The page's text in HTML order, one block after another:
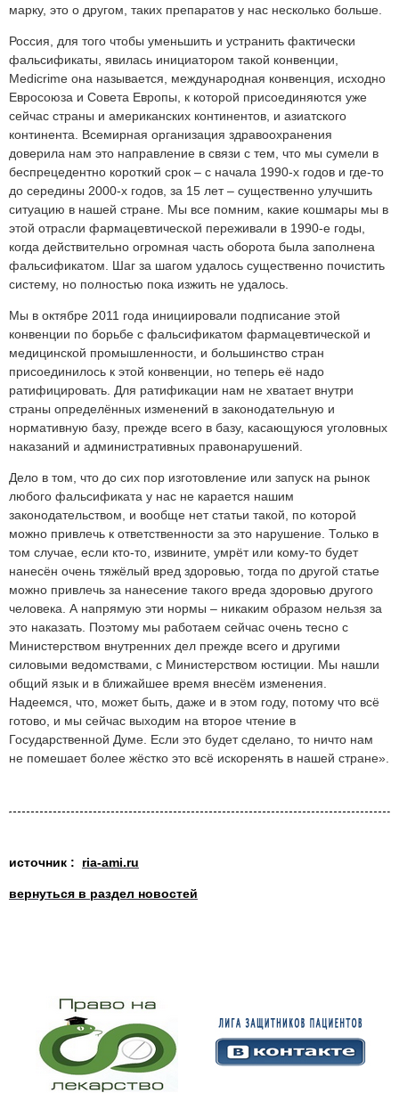
марку, это о другом, таких препаратов у нас несколько больше.
Россия, для того чтобы уменьшить и устранить фактически
фальсификаты, явилась инициатором такой конвенции,
Medicrime она называется, международная конвенция, исходно
Евросоюза и Совета Европы, к которой присоединяются уже
сейчас страны и американских континентов, и азиатского
континента. Всемирная организация здравоохранения
доверила нам это направление в связи с тем, что мы сумели в
беспрецедентно короткий срок – с начала 1990-х годов и где-то
до середины 2000-х годов, за 15 лет – существенно улучшить
ситуацию в нашей стране. Мы все помним, какие кошмары мы в
этой отрасли фармацевтической переживали в 1990-е годы,
когда действительно огромная часть оборота была заполнена
фальсификатом. Шаг за шагом удалось существенно почистить
систему, но полностью пока изжить не удалось.
Мы в октябре 2011 года инициировали подписание этой
конвенции по борьбе с фальсификатом фармацевтической и
медицинской промышленности, и большинство стран
присоединилось к этой конвенции, но теперь её надо
ратифицировать. Для ратификации нам не хватает внутри
страны определённых изменений в законодательную и
нормативную базу, прежде всего в базу, касающуюся уголовных
наказаний и административных правонарушений.
Дело в том, что до сих пор изготовление или запуск на рынок
любого фальсификата у нас не карается нашим
законодательством, и вообще нет статьи такой, по которой
можно привлечь к ответственности за это нарушение. Только в
том случае, если кто-то, извините, умрёт или кому-то будет
нанесён очень тяжёлый вред здоровью, тогда по другой статье
можно привлечь за нанесение такого вреда здоровью другого
человека. А напрямую эти нормы – никаким образом нельзя за
это наказать. Поэтому мы работаем сейчас очень тесно с
Министерством внутренних дел прежде всего и другими
силовыми ведомствами, с Министерством юстиции. Мы нашли
общий язык и в ближайшее время внесём изменения.
Надеемся, что, может быть, даже и в этом году, потому что всё
готово, и мы сейчас выходим на второе чтение в
Государственной Думе. Если это будет сделано, то ничто нам
не помешает более жёстко это всё искоренять в нашей стране».
источник : ria-ami.ru
вернуться в раздел новостей